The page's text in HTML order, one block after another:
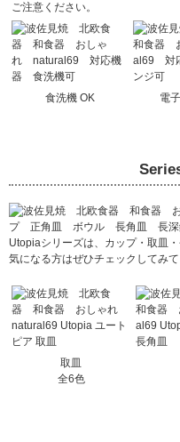
ご注意ください。
食洗機 OK 電
Utopiaシリーズは、カップ・取皿
気になる方はぜひチェックしてみて
取皿
全6色